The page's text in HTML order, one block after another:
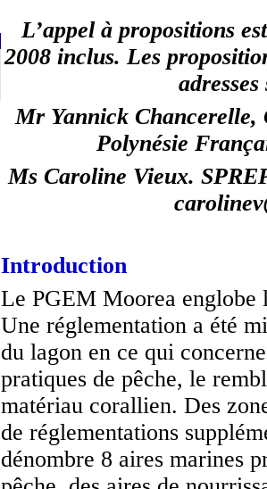
L’appel à propositions
2008 inclus. Les
Mr Yannick Chancerelle,
Polynésie
Ms Caroline Vieux.
Introduction
Le PGEM Moorea englobe
Une réglementation a été
du lagon en ce qui
pratiques de pêche, le
matériau corallien. Des
de réglementations
dénombre 8 aires marines